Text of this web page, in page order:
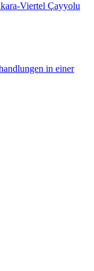
Viertel Çayyolu
in einer